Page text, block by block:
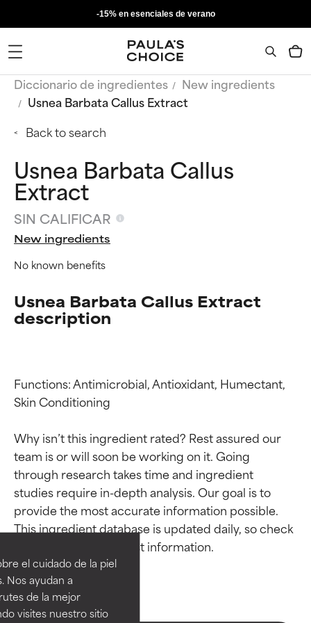
el cuidado de la piel
Nos ayudan a
de la mejor
visites nuestro sitio
-15% en esenciales de verano
Diccionario de ingredientes
New ingredients
Usnea Barbata Callus Extract
Back to search
Usnea Barbata Callus
Extract
SIN CALIFICAR
New ingredients
No known benefits
Usnea Barbata Callus Extract
description
Functions: Antimicrobial, Antioxidant, Humectant,
Skin Conditioning
Why isn’t this ingredient rated? Rest assured our
team is or will soon be working on it. Going
through research takes time and ingredient
studies require in-depth analysis. Our goal is to
provide the most accurate information possible.
This ingredient database is updated daily, so check
Calificaciones de
ingredientes
EXCELENTE
Ingrediente sobresaliente con
beneficios reales para la piel. Su
Calificaciones de
ingredientes
EXCELENTE
Ingrediente sobresaliente con
beneficios reales para la piel. Su